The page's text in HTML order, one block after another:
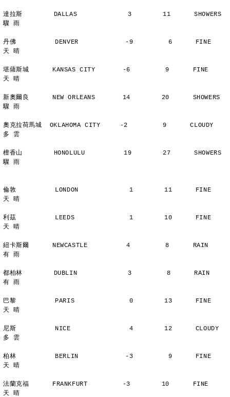
達拉斯        DALLAS             3        11      SHOWERS
驟 雨
丹佛          DENVER            -9         6      FINE
天 晴
堪薩斯城      KANSAS CITY       -6         9      FINE
天 晴
新奧爾良      NEW ORLEANS       14        20      SHOWERS
驟 雨
奧克拉荷馬城  OKLAHOMA CITY     -2         9      CLOUDY
多 雲
檀香山        HONOLULU          19        27      SHOWERS
驟 雨
倫敦          LONDON             1        11      FINE
天 晴
利茲          LEEDS              1        10      FINE
天 晴
紐卡斯爾      NEWCASTLE          4         8      RAIN
有 雨
都柏林        DUBLIN             3         8      RAIN
有 雨
巴黎          PARIS              0        13      FINE
天 晴
尼斯          NICE               4        12      CLOUDY
多 雲
柏林          BERLIN            -3         9      FINE
天 晴
法蘭克福      FRANKFURT         -3        10      FINE
天 晴